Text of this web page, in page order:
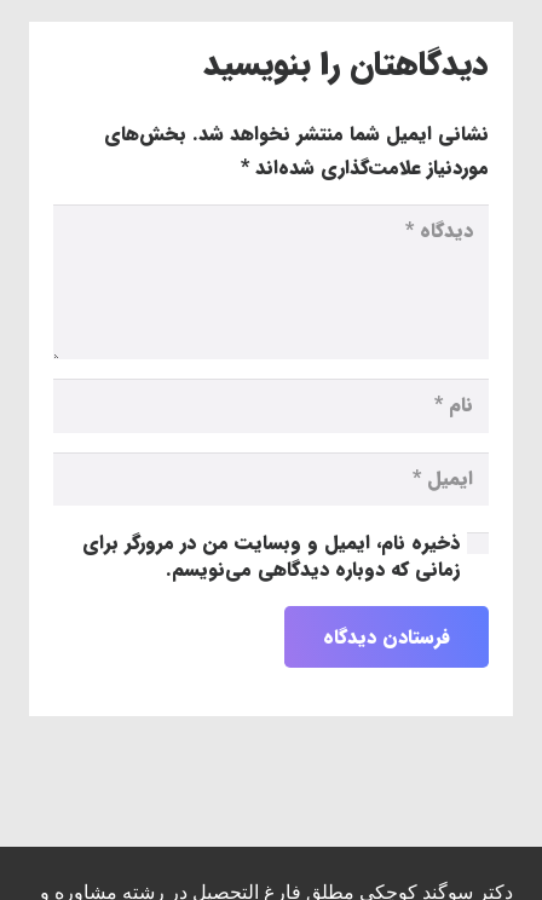
دیدگاهتان را بنویسید
نشانی ایمیل شما منتشر نخواهد شد. بخش‌های
موردنیاز علامت‌گذاری شده‌اند*
ذخیره نام، ایمیل و وبسایت من در مرورگر برای
زمانی که دوباره دیدگاهی می‌نویسم.
فرستادن دیدگاه
دکتر سوگند کوچکی مطلق فارغ التحصیل در رشته مشاوره و